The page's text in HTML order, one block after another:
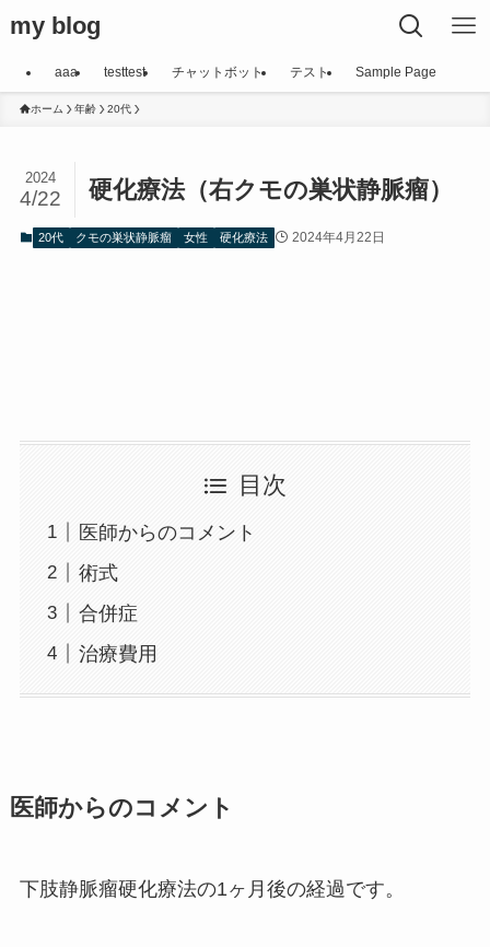
my blog
aaa testtest チャットボット テスト Sample Page
ホーム 年齢 20代
硬化療法（右クモの巣状静脈瘤）
2024
4/22
20代 クモの巣状静脈瘤 女性 硬化療法 2024年4月22日
目次
医師からのコメント
術式
合併症
治療費用
医師からのコメント
下肢静脈瘤硬化療法の1ヶ月後の経過です。